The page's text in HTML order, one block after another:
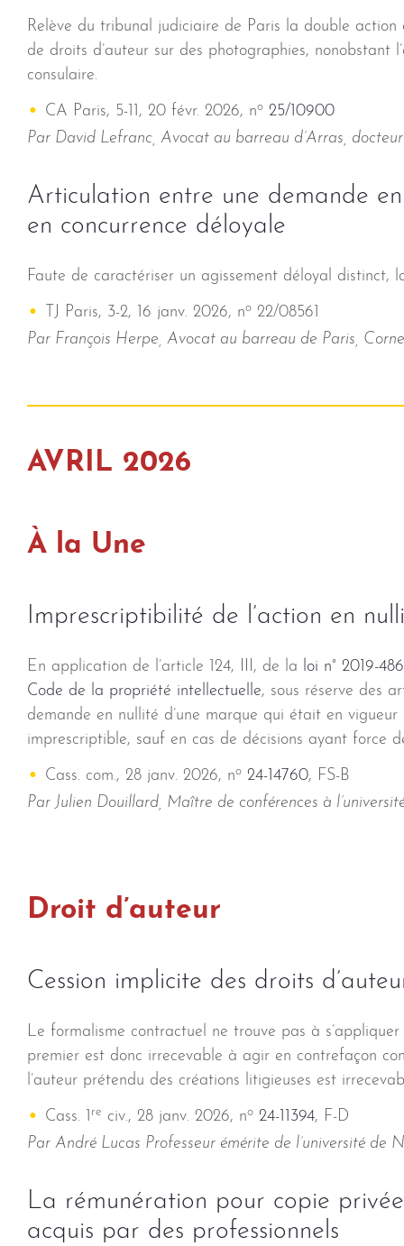
Relève du tribunal judiciaire de Paris la double
de droits d’auteur sur des photographies, nonobstant
consulaire.
CA Paris, 5-11, 20 févr. 2026, no 25/10900
Par David Lefranc, Avocat au barreau d’Arras,
Articulation entre une demande
en concurrence déloyale
Faute de caractériser un agissement déloyal distinct,
TJ Paris, 3-2, 16 janv. 2026, no 22/08561
Par François Herpe, Avocat au barreau de Paris,
AVRIL 2026
À la Une
Imprescriptibilité de l’action en
En application de l’article 124, III, de la loi n° 2019-
Code de la propriété intellectuelle, sous réserve des
demande en nullité d’une marque qui était en
imprescriptible, sauf en cas de décisions ayant force
Cass. com., 28 janv. 2026, no 24-14760, FS-B
Par Julien Douillard, Maître de conférences à
Droit d’auteur
Cession implicite des droits
Le formalisme contractuel ne trouve pas à
premier est donc irrecevable à agir en contrefaçon
l’auteur prétendu des créations litigieuses est
Cass. 1 re civ., 28 janv. 2026, no 24-11394, F-D
Par André Lucas Professeur émérite de l’université de
La rémunération pour copie
acquis par des professionnels